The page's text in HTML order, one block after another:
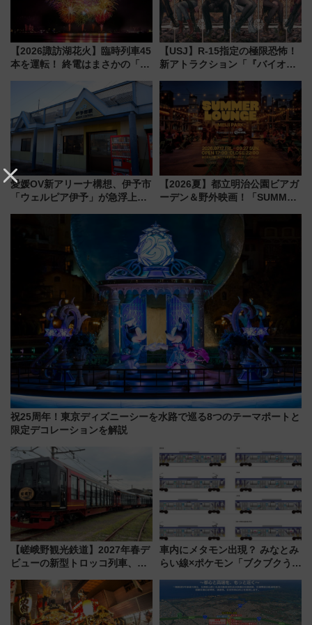
【2026諏訪湖花火】臨時列車45
本を運転！ 終電はまさかの「0
ログラムから交通規制情報、観
覧席情報まで徹底解説
【USJ】R-15指定の極限恐怖！
新アトラクション「『バイオハ
ブ」今秋登場 ―予測不能の恐
怖に泣き叫べ―
愛媛OV新アリーナ構想、伊予市
「ウェルピア伊予」が急浮上！
で探る鉄道アクセスの未来
【2026夏】都立明治公園ビアガ
ーデン＆野外映画！「SUMMER
ケジュール 夜風とビール、映画
を満喫！
祝25周年！東京ディズニーシーを水路で巡る8つのテーマポートと
限定デコレーションを解説
【嵯峨野観光鉄道】2027年春デ
ビューの新型トロッコ列車、い
は2026年で引退
車内にメタモン出現？ みなとみ
らい線×ポケモン「ブクブクうみ
行開始に！ この夏は直通列車で
横浜へ！